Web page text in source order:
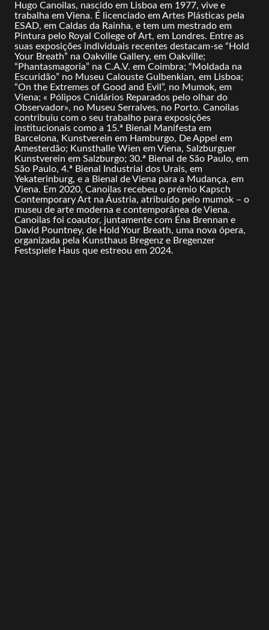
Hugo Canoilas, nascido em Lisboa em 1977, vive e
trabalha em Viena. É licenciado em Artes Plásticas pela
ESAD, em Caldas da Rainha, e tem um mestrado em
Pintura pelo Royal College of Art, em Londres. Entre as
suas exposições individuais recentes destacam-se “Hold
Your Breath” na Oakville Gallery, em Oakville;
“Phantasmagoria” na C.A.V. em Coimbra; “Moldada na
Escuridão” no Museu Calouste Gulbenkian, em Lisboa;
“On the Extremes of Good and Evil”, no Mumok, em
Viena; « Pólipos Cnidários Reparados pelo olhar do
Observador», no Museu Serralves, no Porto. Canoilas
contribuiu com o seu trabalho para exposições
institucionais como a 15.ª Bienal Manifesta em
Barcelona, Kunstverein em Hamburgo, De Appel em
Amesterdão; Kunsthalle Wien em Viena, Salzburguer
Kunstverein em Salzburgo; 30.ª Bienal de São Paulo, em
São Paulo, 4.ª Bienal Industrial dos Urais, em
Yekaterinburg, e a Bienal de Viena para a Mudança, em
Viena. Em 2020, Canoilas recebeu o prémio Kapsch
Contemporary Art na Áustria, atribuído pelo mumok – o
museu de arte moderna e contemporânea de Viena.
Canoilas foi coautor, juntamente com Éna Brennan e
David Pountney, de Hold Your Breath, uma nova ópera,
organizada pela Kunsthaus Bregenz e Bregenzer
Festspiele Haus que estreou em 2024.